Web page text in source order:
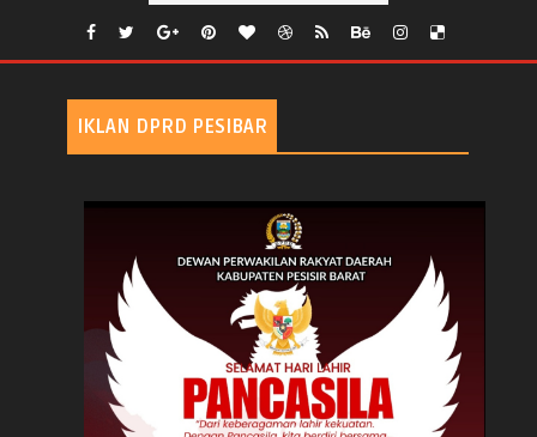
IKLAN DPRD PESIBAR